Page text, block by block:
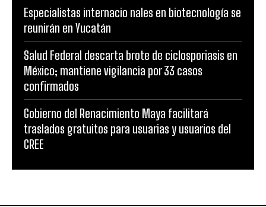
Especialistas internacio nales en biotecnología se
reunirán en Yucatán
Salud Federal descarta brote de ciclosporiasis en
México; mantiene vigilancia por 33 casos
confirmados
Gobierno del Renacimiento Maya facilitará
traslados gratuitos para usuarias y usuarios del
CREE